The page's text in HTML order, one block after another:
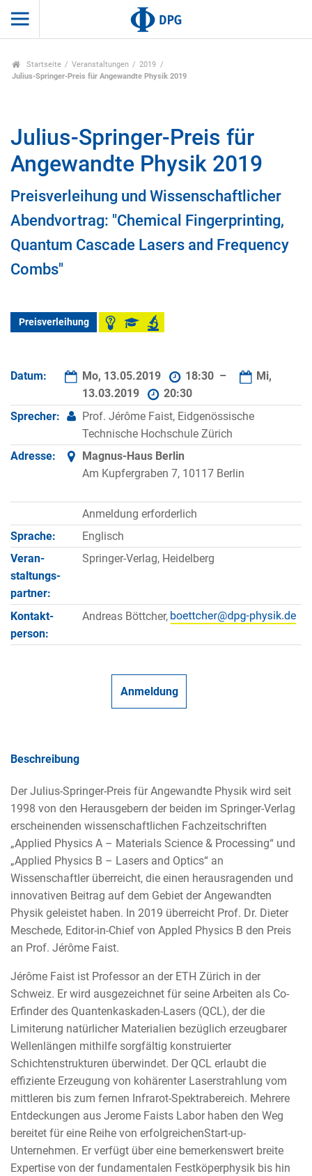
Startseite Veranstaltungen
2019
Julius-Springer-Preis für Angewandte Physik 2019
Julius-Springer-Preis für
Angewandte Physik 2019
Preisverleihung und Wissenschaftlicher
Abendvortrag: "Chemical Fingerprinting,
Quantum Cascade Lasers and Frequency
Combs"
Preisverleihung
Datum: Mo, 13.05.2019 18:30 –
Mi,
13.03.2019
20:30
Sprecher:
Prof. Jérôme Faist, Eidgenössische
Technische Hochschule Zürich
Adresse:
Magnus-Haus Berlin
Am Kupfergraben 7, 10117 Berlin
Anmeldung erforderlich
Sprache:
Englisch
Veran­
staltungs­
partner:
Springer-Verlag, Heidelberg
Kontakt­
person:
Andreas Böttcher,
Anmeldung
Beschreibung
Der Julius-Springer-Preis für Angewandte Physik wird seit
1998 von den Herausgebern der beiden im Springer-Verlag
erscheinenden wissenschaftlichen Fachzeitschriften
„Applied Physics A – Materials Science & Processing“ und
„Applied Physics B – Lasers and Optics“ an
Wissenschaftler überreicht, die einen herausragenden und
innovativen Beitrag auf dem Gebiet der Angewandten
Physik geleistet haben. In 2019 überreicht Prof. Dr. Dieter
Meschede, Editor-in-Chief von Appled Physics B den Preis
an Prof. Jérôme Faist.
Jérôme Faist ist Professor an der ETH Zürich in der
Schweiz. Er wird ausgezeichnet für seine Arbeiten als Co-
Erfinder des Quantenkaskaden-Lasers (QCL), der die
Limiterung natürlicher Materialien bezüglich erzeugbarer
Wellenlängen mithilfe sorgfältig konstruierter
Schichtenstrukturen überwindet. Der QCL erlaubt die
effiziente Erzeugung von kohärenter Laserstrahlung vom
mittleren bis zum fernen Infrarot-Spektrabereich. Mehrere
Entdeckungen aus Jerome Faists Labor haben den Weg
bereitet für eine Reihe von erfolgreichenStart-up-
Unternehmen. Er verfügt über eine bemerkenswert breite
Expertise von der fundamentalen Festköperphysik bis hin